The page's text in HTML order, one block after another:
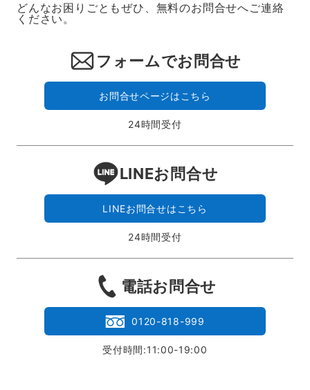
どんなお困りごともぜひ、無料のお問合せへご連絡
ください。
フォームでお問合せ
お問合せページはこちら
24時間受付
LINEお問合せ
LINEお問合せはこちら
24時間受付
電話お問合せ
0120-818-999
受付時間:11:00-19:00